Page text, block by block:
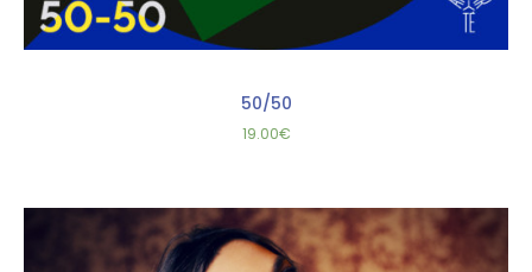
50/50
19.00€